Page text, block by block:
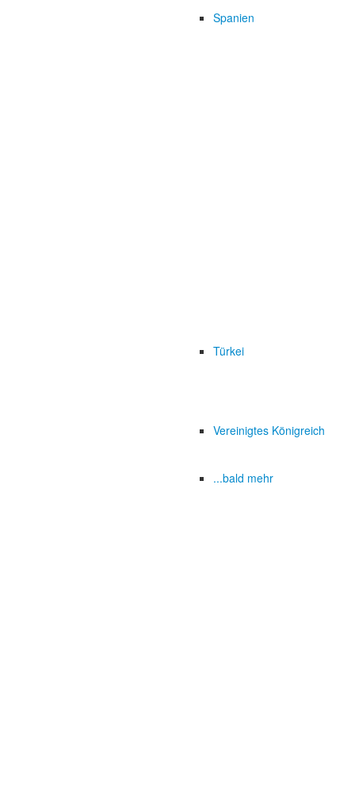
Spanien
Türkei
Vereinigtes Königreich
...bald mehr